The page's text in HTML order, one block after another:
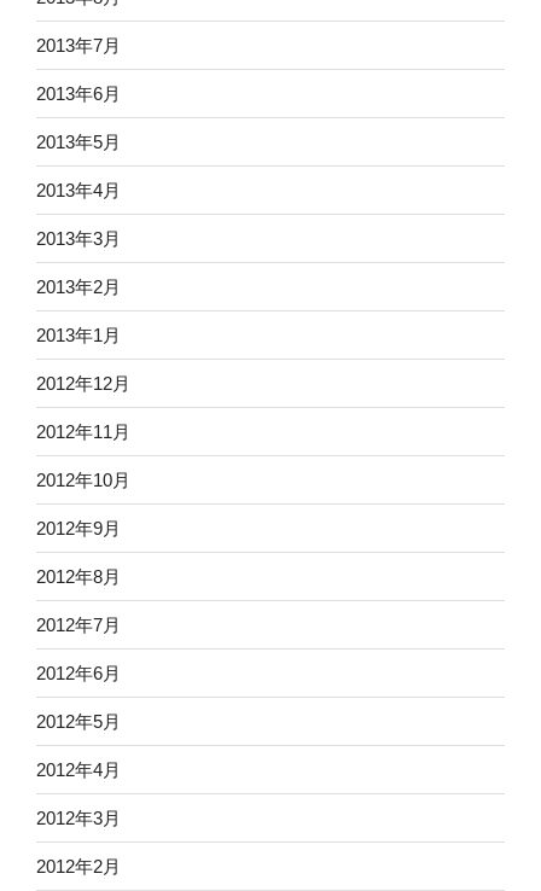
2013年7月
2013年6月
2013年5月
2013年4月
2013年3月
2013年2月
2013年1月
2012年12月
2012年11月
2012年10月
2012年9月
2012年8月
2012年7月
2012年6月
2012年5月
2012年4月
2012年3月
2012年2月